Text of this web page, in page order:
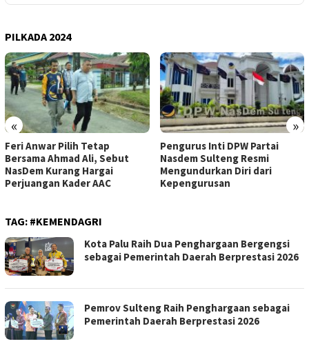
PILKADA 2024
« »
Feri Anwar Pilih Tetap
Bersama Ahmad Ali, Sebut
NasDem Kurang Hargai
Perjuangan Kader AAC
Pengurus Inti DPW Partai
Nasdem Sulteng Resmi
Mengundurkan Diri dari
Kepengurusan
TAG: #KEMENDAGRI
Kota Palu Raih Dua Penghargaan Bergengsi
sebagai Pemerintah Daerah Berprestasi 2026
Pemrov Sulteng Raih Penghargaan sebagai
Pemerintah Daerah Berprestasi 2026